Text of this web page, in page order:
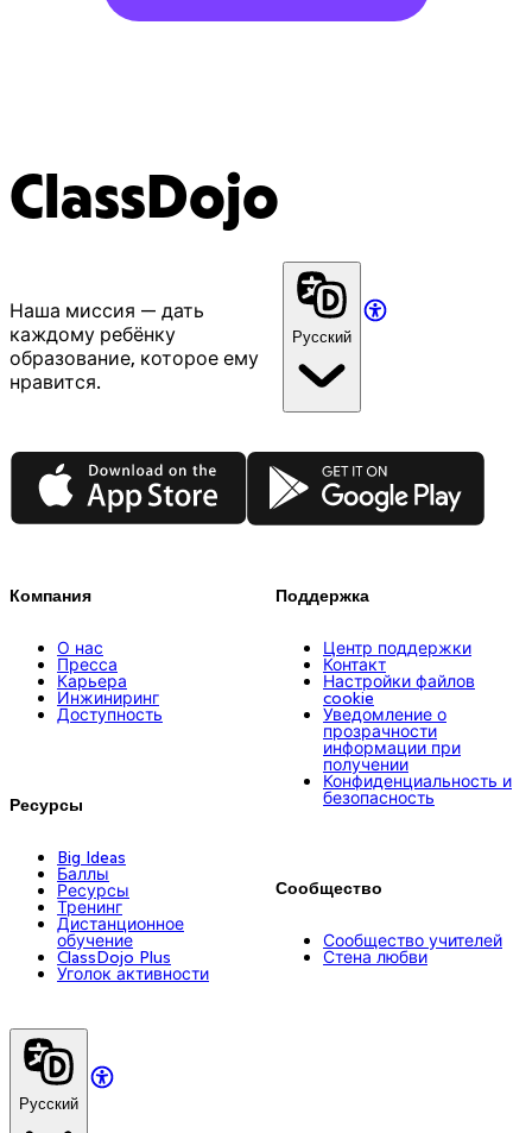
ClassDojo
Наша миссия — дать
каждому ребёнку
образование, которое ему
нравится.
Русский
App Store Google Play
Компания
О нас
Пресса
Карьера
Инжиниринг
Доступность
Ресурсы
Big Ideas
Баллы
Ресурсы
Тренинг
Дистанционное
обучение
ClassDojo Plus
Уголок активности
Поддержка
Центр поддержки
Контакт
Настройки файлов
cookie
Уведомление о
прозрачности
информации при
получении
Конфиденциальность и
безопасность
Сообщество
Сообщество учителей
Стена любви
Русский